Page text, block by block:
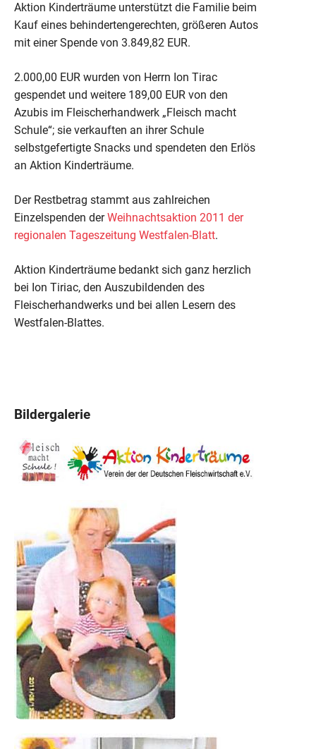
Aktion Kinderträume unterstützt die Familie beim
Kauf eines behindertengerechten, größeren Autos
mit einer Spende von 3.849,82 EUR.
2.000,00 EUR wurden von Herrn Ion Tirac
gespendet und weitere 189,00 EUR von den
Azubis im Fleischerhandwerk „Fleisch macht
Schule“; sie verkauften an ihrer Schule
selbstgefertigte Snacks und spendeten den Erlös
an Aktion Kinderträume.
Der Restbetrag stammt aus zahlreichen
Einzelspenden derWeihnachtsaktion 2011 der
regionalen Tageszeitung Westfalen-Blatt.
Aktion Kinderträume bedankt sich ganz herzlich
bei Ion Tiriac, den Auszubildenden des
Fleischerhandwerks und bei allen Lesern des
Westfalen-Blattes.
Bildergalerie